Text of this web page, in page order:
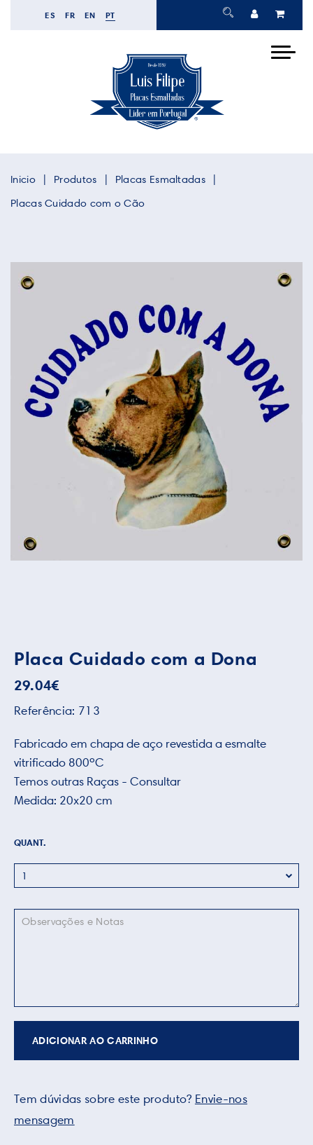
ES FR EN PT
Inicio Produtos
Placas Esmaltadas
Placas Cuidado com o Cão
Placa Cuidado com a Dona
29.04€
Referência: 713
Fabricado em chapa de aço revestida a esmalte
vitrificado 800ºC
Temos outras Raças - Consultar
Medida: 20x20 cm
QUANT.
ADICIONAR AO CARRINHO
Tem dúvidas sobre este produto? Envie-nos
mensagem